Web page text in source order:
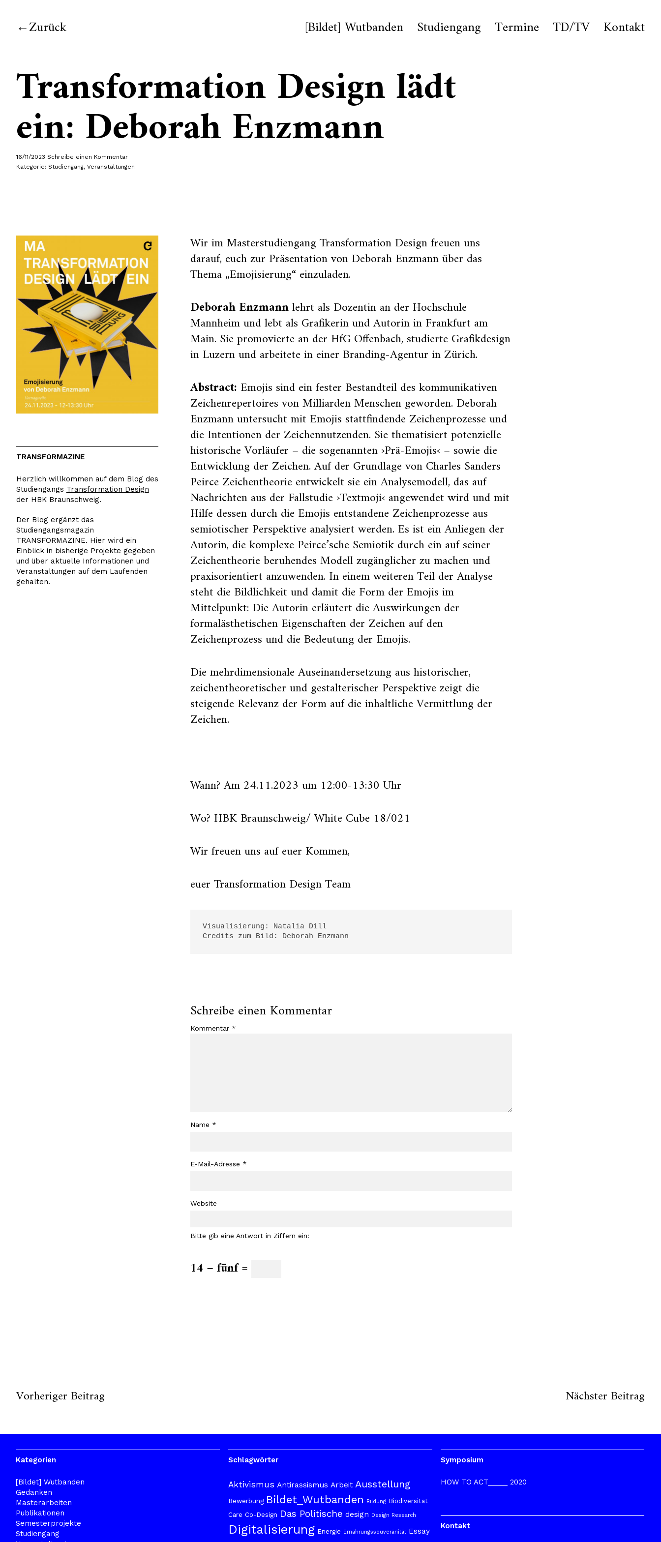
Zurück [Bildet] Wutbanden Studiengang Termine TD/TV Kontakt
Transformation Design lädt
ein: Deborah Enzmann
16/11/2023 Schreibe einen Kommentar
Kategorie: Studiengang, Veranstaltungen
Wir im Masterstudiengang Transformation Design freuen uns
darauf, euch zur Präsentation von Deborah Enzmann über das
Thema „Emojisierung“ einzuladen.
Deborah Enzmannlehrt als Dozentin an der Hochschule
Mannheim und lebt als Grafikerin und Autorin in Frankfurt am
Main. Sie promovierte an der HfG Offenbach, studierte Grafikdesign
in Luzern und arbeitete in einer Branding-Agentur in Zürich.
Abstract: Emojis sind ein fester Bestandteil des kommunikativen
Zeichenrepertoires von Milliarden Menschen geworden. Deborah
Enzmann untersucht mit Emojis stattfindende Zeichenprozesse und
die Intentionen der Zeichennutzenden. Sie thematisiert potenzielle
historische Vorläufer – die sogenannten ›Prä-Emojis‹ – sowie die
Entwicklung der Zeichen. Auf der Grundlage von Charles Sanders
Peirce Zeichentheorie entwickelt sie ein Analysemodell, das auf
Nachrichten aus der Fallstudie ›Textmoji‹ angewendet wird und mit
Hilfe dessen durch die Emojis entstandene Zeichenprozesse aus
semiotischer Perspektive analysiert werden. Es ist ein Anliegen der
Autorin, die komplexe Peirce’sche Semiotik durch ein auf seiner
Zeichentheorie beruhendes Modell zugänglicher zu machen und
praxisorientiert anzuwenden. In einem weiteren Teil der Analyse
steht die Bildlichkeit und damit die Form der Emojis im
Mittelpunkt: Die Autorin erläutert die Auswirkungen der
formalästhetischen Eigenschaften der Zeichen auf den
Zeichenprozess und die Bedeutung der Emojis.
Die mehrdimensionale Auseinandersetzung aus historischer,
zeichentheoretischer und gestalterischer Perspektive zeigt die
steigende Relevanz der Form auf die inhaltliche Vermittlung der
Zeichen.
Wann? Am 24.11.2023 um 12:00-13:30 Uhr
Wo? HBK Braunschweig/ White Cube 18/021
Wir freuen uns auf euer Kommen,
euer Transformation Design Team
Visualisierung: Natalia Dill
Credits zum Bild: Deborah Enzmann
Schreibe einen Kommentar
Kommentar *
Name *
E-Mail-Adresse *
Website
Bitte gib eine Antwort in Ziffern ein:
14 − fünf =
TRANSFORMAZINE
Herzlich willkommen auf dem Blog des
Studiengangs Transformation Design
der HBK Braunschweig.
Der Blog ergänzt das
Studiengangsmagazin
TRANSFORMAZINE. Hier wird ein
Einblick in bisherige Projekte gegeben
und über aktuelle Informationen und
Veranstaltungen auf dem Laufenden
gehalten.
Vorheriger Beitrag Nächster Beitrag
Kategorien
[Bildet] Wutbanden
Gedanken
Masterarbeiten
Publikationen
Semesterprojekte
Studiengang
Schlagwörter
Aktivismus Antirassismus Arbeit Ausstellung
Bewerbung Bildet_Wutbanden Bildung Biodiversität
Care Co-Design Das Politische design Design Research
Digitalisierung Energie Ernährungssouveränität Essay
Symposium
HOW TO ACT_____ 2020
Kontakt